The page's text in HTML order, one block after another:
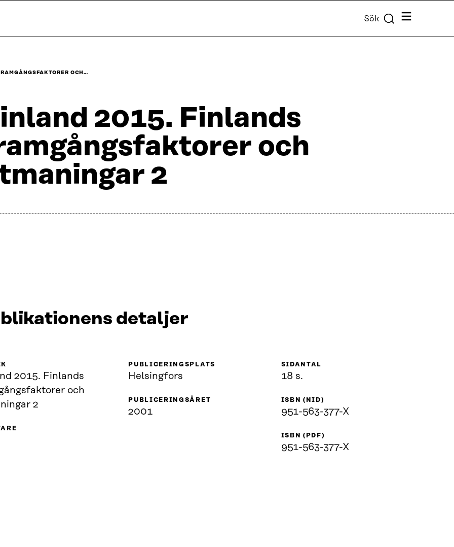
Sök Meny
OCH…
2015. Finlands
och
2
detaljer
2015. Finlands
och
2
PUBLICERINGSPLATS
Helsingfors
PUBLICERINGSÅRET
2001
SIDANTAL
18 s.
ISBN (NID)
951-563-377-X
ISBN (PDF)
951-563-377-X